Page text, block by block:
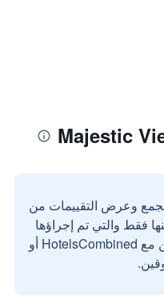
وعرض التقييمات من
فقط والتي تم إجراؤها
بواسطة مستخدمين حقيقيين مع HotelsCombined أو